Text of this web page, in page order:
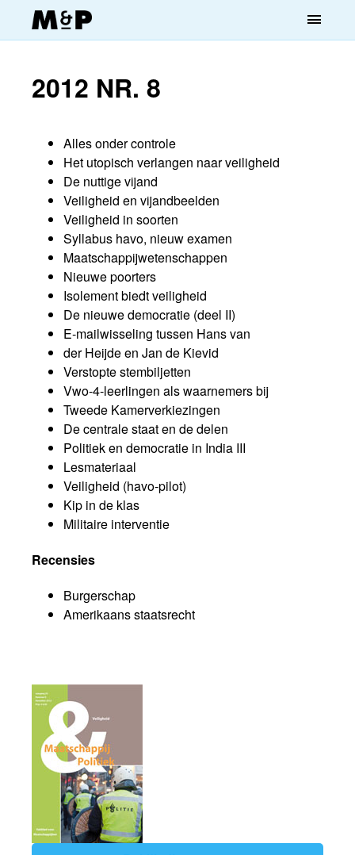
menu
2012 NR. 8
Alles onder controle
Het utopisch verlangen naar veiligheid
De nuttige vijand
Veiligheid en vijandbeelden
Veiligheid in soorten
Syllabus havo, nieuw examen
Maatschappijwetenschappen
Nieuwe poorters
Isolement biedt veiligheid
De nieuwe democratie (deel II)
E-mailwisseling tussen Hans van
der Heijde en Jan de Kievid
Verstopte stembiljetten
Vwo-4-leerlingen als waarnemers bij
Tweede Kamerverkiezingen
De centrale staat en de delen
Politiek en democratie in India III
Lesmateriaal
Veiligheid (havo-pilot)
Kip in de klas
Militaire interventie
Recensies
Burgerschap
Amerikaans staatsrecht